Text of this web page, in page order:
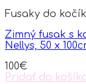
Fusaky do
Zimný fusak s
Nellys, 50 x
100€
Pridať do